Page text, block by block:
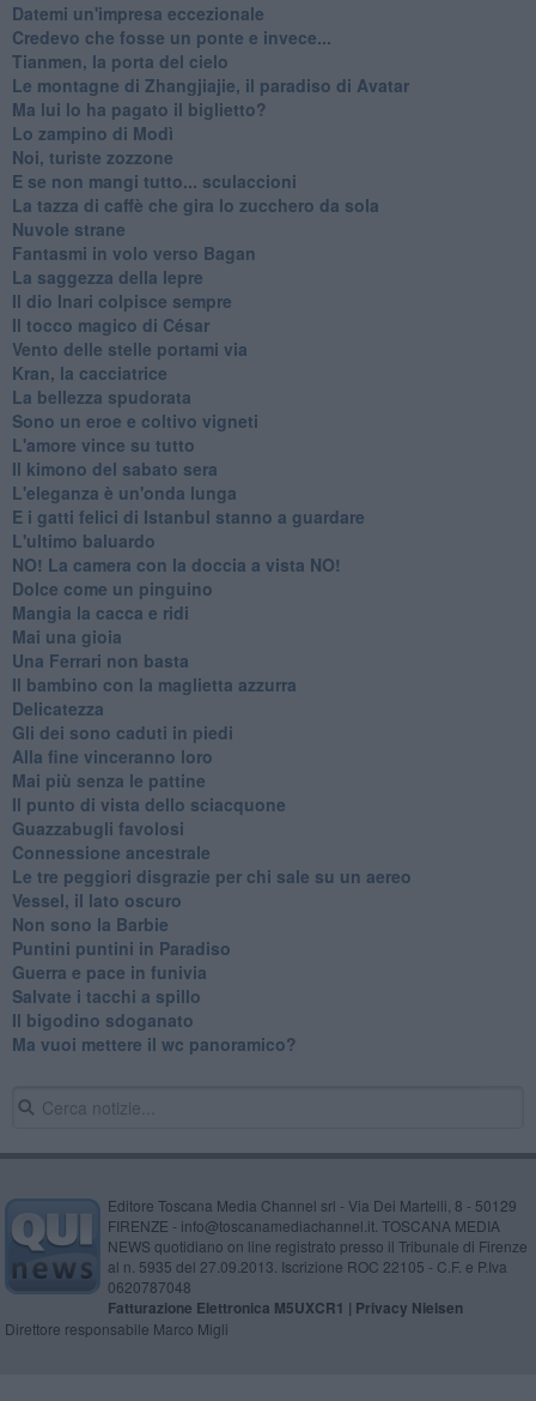
Datemi un'impresa eccezionale
Credevo che fosse un ponte e invece...
Tianmen, la porta del cielo
Le montagne di Zhangjiajie, il paradiso di Avatar
Ma lui lo ha pagato il biglietto?
Lo zampino di Modì
Noi, turiste zozzone
E se non mangi tutto... sculaccioni
La tazza di caffè che gira lo zucchero da sola
Nuvole strane
Fantasmi in volo verso Bagan
La saggezza della lepre
Il dio Inari colpisce sempre
Il tocco magico di César
Vento delle stelle portami via
Kran, la cacciatrice
La bellezza spudorata
Sono un eroe e coltivo vigneti
L'amore vince su tutto
Il kimono del sabato sera
L'eleganza è un'onda lunga
E i gatti felici di Istanbul stanno a guardare
L'ultimo baluardo
NO! La camera con la doccia a vista NO!
Dolce come un pinguino
Mangia la cacca e ridi
Mai una gioia
Una Ferrari non basta
Il bambino con la maglietta azzurra
Delicatezza
Gli dei sono caduti in piedi
Alla fine vinceranno loro
Mai più senza le pattine
Il punto di vista dello sciacquone
Guazzabugli favolosi
Connessione ancestrale
Le tre peggiori disgrazie per chi sale su un aereo
Vessel, il lato oscuro
Non sono la Barbie
Puntini puntini in Paradiso
Guerra e pace in funivia
Salvate i tacchi a spillo
Il bigodino sdoganato
Ma vuoi mettere il wc panoramico?
Editore Toscana Media Channel srl - Via Dei Martelli, 8 - 50129
FIRENZE - info@toscanamediachannel.it. TOSCANA MEDIA
NEWS quotidiano on line registrato presso il Tribunale di Firenze
al n. 5935 del 27.09.2013. Iscrizione ROC 22105 - C.F. e P.Iva
0620787048
Fatturazione Elettronica M5UXCR1 | Privacy Nielsen
Direttore responsabile Marco Migli